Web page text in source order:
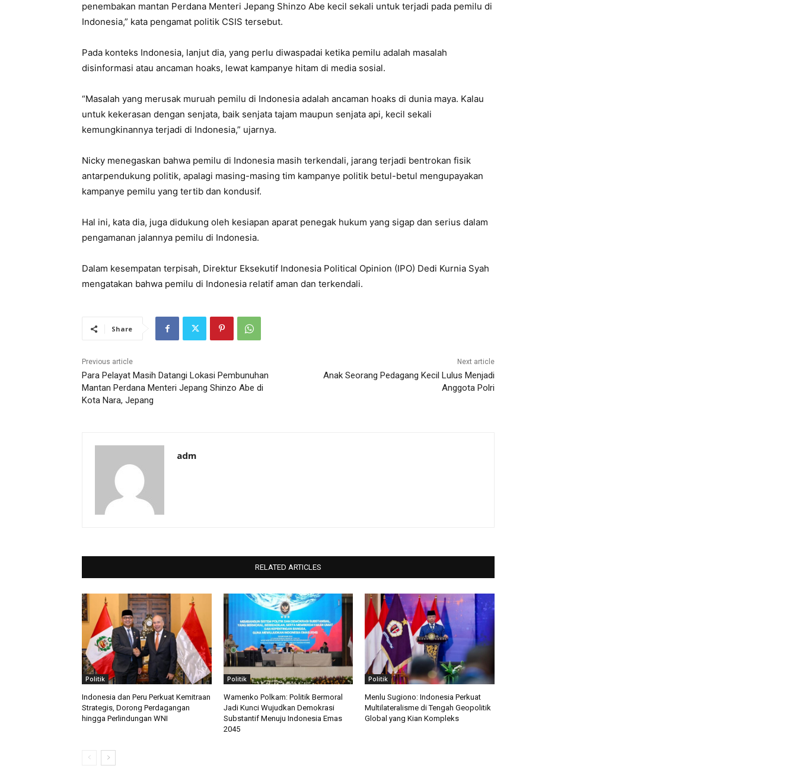
penembakan mantan Perdana Menteri Jepang Shinzo Abe kecil sekali untuk terjadi pada pemilu di
Indonesia,” kata pengamat politik CSIS tersebut.
Pada konteks Indonesia, lanjut dia, yang perlu diwaspadai ketika pemilu adalah masalah
disinformasi atau ancaman hoaks, lewat kampanye hitam di media sosial.
“Masalah yang merusak muruah pemilu di Indonesia adalah ancaman hoaks di dunia maya. Kalau
untuk kekerasan dengan senjata, baik senjata tajam maupun senjata api, kecil sekali
kemungkinannya terjadi di Indonesia,” ujarnya.
Nicky menegaskan bahwa pemilu di Indonesia masih terkendali, jarang terjadi bentrokan fisik
antarpendukung politik, apalagi masing-masing tim kampanye politik betul-betul mengupayakan
kampanye pemilu yang tertib dan kondusif.
Hal ini, kata dia, juga didukung oleh kesiapan aparat penegak hukum yang sigap dan serius dalam
pengamanan jalannya pemilu di Indonesia.
Dalam kesempatan terpisah, Direktur Eksekutif Indonesia Political Opinion (IPO) Dedi Kurnia Syah
mengatakan bahwa pemilu di Indonesia relatif aman dan terkendali.
Share
Previous article
Para Pelayat Masih Datangi Lokasi Pembunuhan
Mantan Perdana Menteri Jepang Shinzo Abe di
Kota Nara, Jepang
Next article
Anak Seorang Pedagang Kecil Lulus Menjadi
Anggota Polri
adm
RELATED ARTICLES
Politik
Indonesia dan Peru Perkuat Kemitraan
Strategis, Dorong Perdagangan
hingga Perlindungan WNI
Politik
Wamenko Polkam: Politik Bermoral
Jadi Kunci Wujudkan Demokrasi
Substantif Menuju Indonesia Emas
2045
Politik
Menlu Sugiono: Indonesia Perkuat
Multilateralisme di Tengah Geopolitik
Global yang Kian Kompleks